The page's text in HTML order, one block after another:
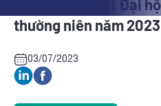
BLI: Nghị quyết Đại
thường niên năm 2023
03/07/2023